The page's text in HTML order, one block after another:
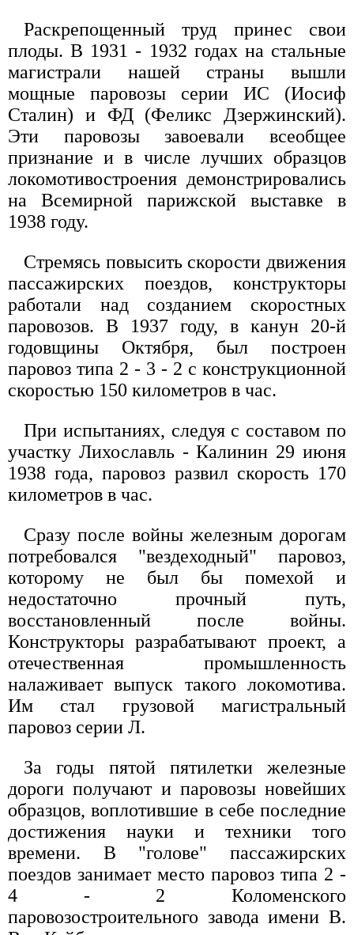
Раскрепощенный труд принес свои
плоды. В 1931 - 1932 годах на стальные
магистрали нашей страны вышли
мощные паровозы серии ИС (Иосиф
Сталин) и ФД (Феликс Дзержинский).
Эти паровозы завоевали всеобщее
признание и в числе лучших образцов
локомотивостроения демонстрировались
на Всемирной парижской выставке в
1938 году.
Стремясь повысить скорости движения
пассажирских поездов, конструкторы
работали над созданием скоростных
паровозов. В 1937 году, в канун 20-й
годовщины Октября, был построен
паровоз типа 2 - 3 - 2 с конструкционной
скоростью 150 километров в час.
При испытаниях, следуя с составом по
участку Лихославль - Калинин 29 июня
1938 года, паровоз развил скорость 170
километров в час.
Сразу после войны железным дорогам
потребовался "вездеходный" паровоз,
которому не был бы помехой и
недостаточно прочный путь,
восстановленный после войны.
Конструкторы разрабатывают проект, а
отечественная промышленность
налаживает выпуск такого локомотива.
Им стал грузовой магистральный
паровоз серии Л.
За годы пятой пятилетки железные
дороги получают и паровозы новейших
образцов, воплотившие в себе последние
достижения науки и техники того
времени. В "голове" пассажирских
поездов занимает место паровоз типа 2 -
4 - 2 Коломенского
паровозостроительного завода имени В.